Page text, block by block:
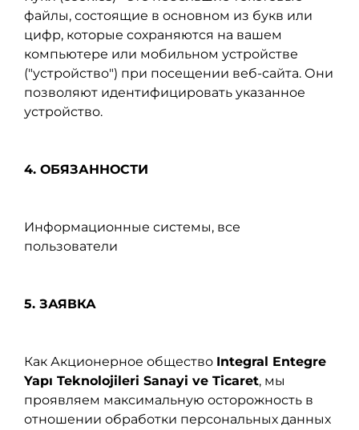
файлы, состоящие в основном из букв или
цифр, которые сохраняются на вашем
компьютере или мобильном устройстве
("устройство") при посещении веб-сайта. Они
позволяют идентифицировать указанное
устройство.
4. ОБЯЗАННОСТИ
Информационные системы, все
пользователи
5. ЗАЯВКА
Как Акционерное общество Integral Entegre
Yapı Teknolojileri Sanayi ve Ticaret, мы
проявляем максимальную осторожность в
отношении обработки персональных данных